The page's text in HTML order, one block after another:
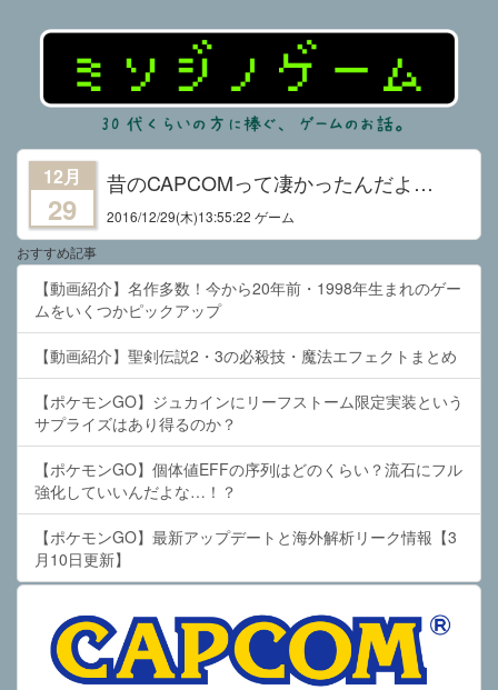
12月
29
昔のCAPCOMって凄かったんだよ…
2016/12/29(木)13:55:22 ゲーム
おすすめ記事
【動画紹介】名作多数！今から20年前・1998年生まれのゲー
ムをいくつかピックアップ
【動画紹介】聖剣伝説2・3の必殺技・魔法エフェクトまとめ
【ポケモンGO】ジュカインにリーフストーム限定実装という
サプライズはあり得るのか？
【ポケモンGO】個体値EFFの序列はどのくらい？流石にフル
強化していいんだよな…！？
【ポケモンGO】最新アップデートと海外解析リーク情報【3
月10日更新】